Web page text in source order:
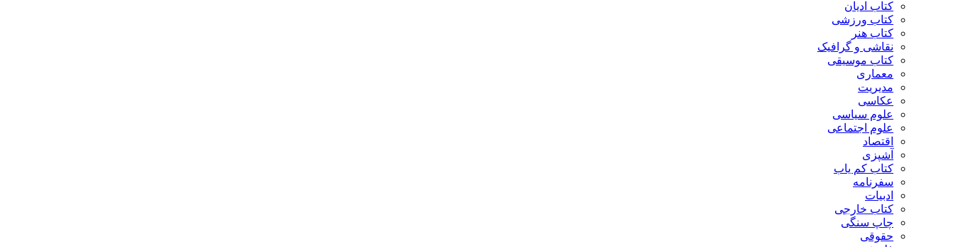
کتاب ادیان
کتاب ورزشی
کتاب هنر
نقاشی و گرافیک
کتاب موسیقی
معماری
مدیریت
عکاسی
علوم سیاسی
علوم اجتماعی
اقتصاد
آشپزی
کتاب کم یاب
سفرنامه
ادبیات
کتاب خارجی
چاپ سنگی
حقوقی